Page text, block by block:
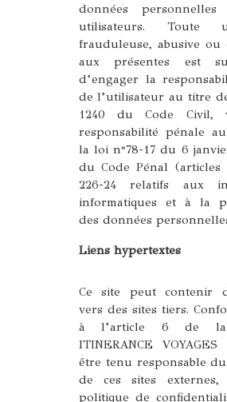
données personnelles
utilisateurs. Toute
frauduleuse, abusive ou
aux présentes est
d’engager la
de l’utilisateur au titre
1240 du Code Civil,
responsabilité pénale
la loi n°78-17 du 6
du Code Pénal (articles
226-24 relatifs aux
informatiques et à la
des données
Liens hypertextes
Ce site peut contenir
vers des sites tiers.
à l’article 6 de la
ITINERANCE
être tenu responsable
de ces sites
politique de